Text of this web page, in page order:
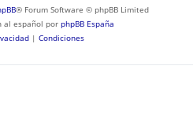
® Forum Software © phpBB Limited
al español por phpBB España
| Condiciones